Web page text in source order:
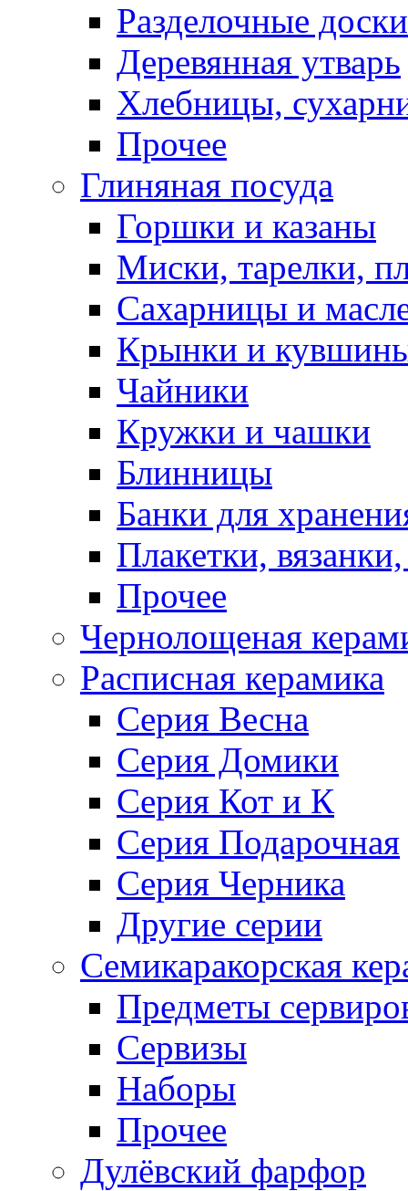
Разделочные доски
Деревянная утварь
Хлебницы,
Прочее
Глиняная посуда
Горшки и казаны
Миски, тарелки,
Сахарницы и
Крынки и
Чайники
Кружки и чашки
Блинницы
Банки для
Плакетки,
Прочее
Чернолощеная
Расписная керамика
Серия Весна
Серия Домики
Серия Кот и К
Серия Подарочная
Серия Черника
Другие серии
Семикаракорская
Предметы
Сервизы
Наборы
Прочее
Дулёвский фарфор